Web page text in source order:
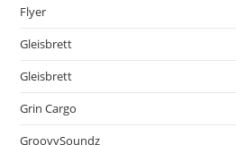
Flyer
Gleisbrett
Gleisbrett
Grin Cargo
GroovySoundz